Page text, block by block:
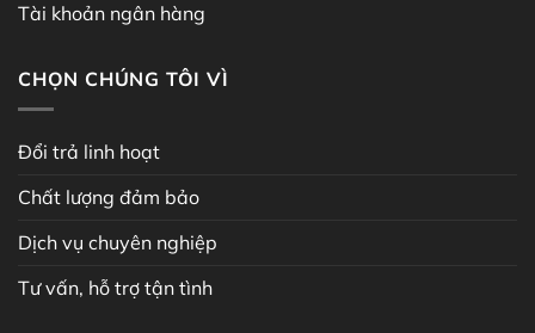
Tài khoản ngân hàng
CHỌN CHÚNG TÔI VÌ
Đổi trả linh hoạt
Chất lượng đảm bảo
Dịch vụ chuyên nghiệp
Tư vấn, hỗ trợ tận tình